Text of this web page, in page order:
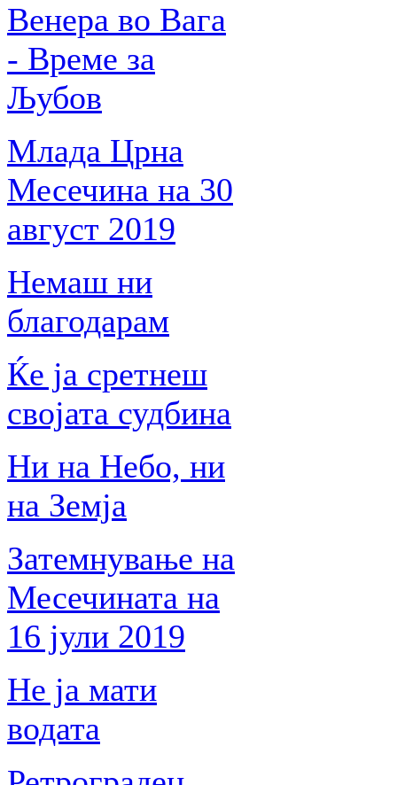
Венера во Вага
- Време за
Љубов
Млада Црна
Месечина на 30
август 2019
Немаш ни
благодарам
Ќе ја сретнеш
својата судбина
Ни на Небо, ни
на Земја
Затемнување на
Месечината на
16 јули 2019
Не ја мати
водата